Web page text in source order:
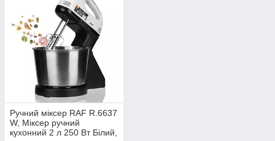
Ручний міксер RAF R.6637
W, Міксер ручний
кухонний 2 л 250 Вт Білий,